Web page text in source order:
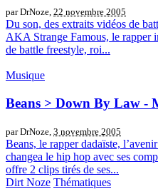
par DrNoze, 22 novembre 2005
Du son, des extraits vidéos de
AKA Strange Famous, le rapper
de battle freestyle, roi...
Musique
Beans > Down By Law -
par DrNoze, 3 novembre 2005
Beans, le rapper dadaïste,
changea le hip hop avec ses
offre 2 clips tirés de ses...
Dirt Noze Thématiques